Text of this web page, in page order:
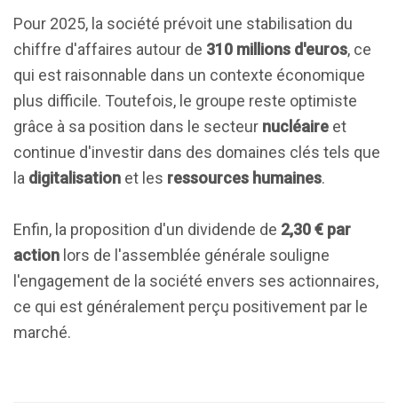
Pour 2025, la société prévoit une stabilisation du
chiffre d'affaires autour de 310 millions d'euros, ce
qui est raisonnable dans un contexte économique
plus difficile. Toutefois, le groupe reste optimiste
grâce à sa position dans le secteur nucléaire et
continue d'investir dans des domaines clés tels que
la digitalisation et les ressources humaines.
Enfin, la proposition d'un dividende de 2,30 € par
action lors de l'assemblée générale souligne
l'engagement de la société envers ses actionnaires,
ce qui est généralement perçu positivement par le
marché.